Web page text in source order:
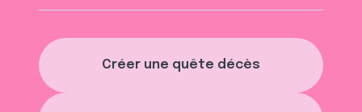
Créer une quête décès